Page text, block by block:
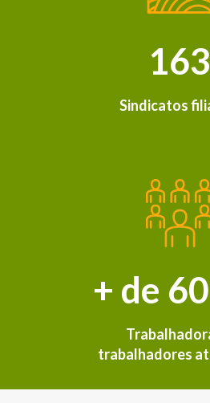
163
Sindicatos
+ de
trabalhadores